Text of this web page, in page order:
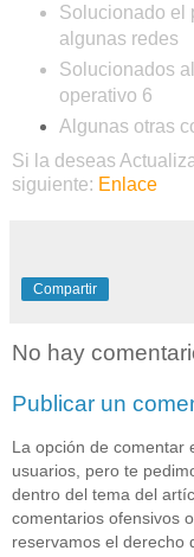
Solucionado el
algunas redes
Solucionados
operativo 6
Algunas otras
Si la deseas
siguiente: Enlace
Compartir
No hay
Publicar un
La opción de comentar
usuarios, pero te
dentro del tema del
comentarios ofensivos
reservamos el derecho